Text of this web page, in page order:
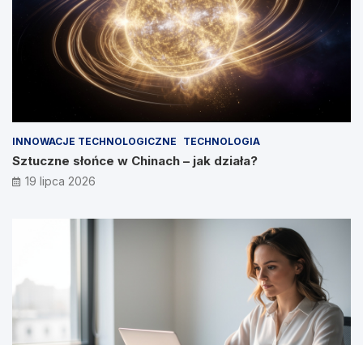
INNOWACJE TECHNOLOGICZNE TECHNOLOGIA
Sztuczne słońce w Chinach – jak działa?
19 lipca 2026